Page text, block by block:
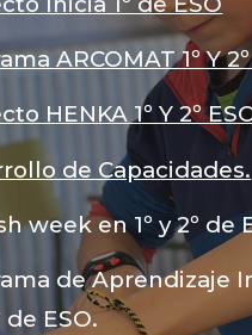
ARCOMAT 1º Y
HENKA 1º Y 2º
de Capacidades.
week en 1º y 2º de
de Aprendizaje
de ESO.